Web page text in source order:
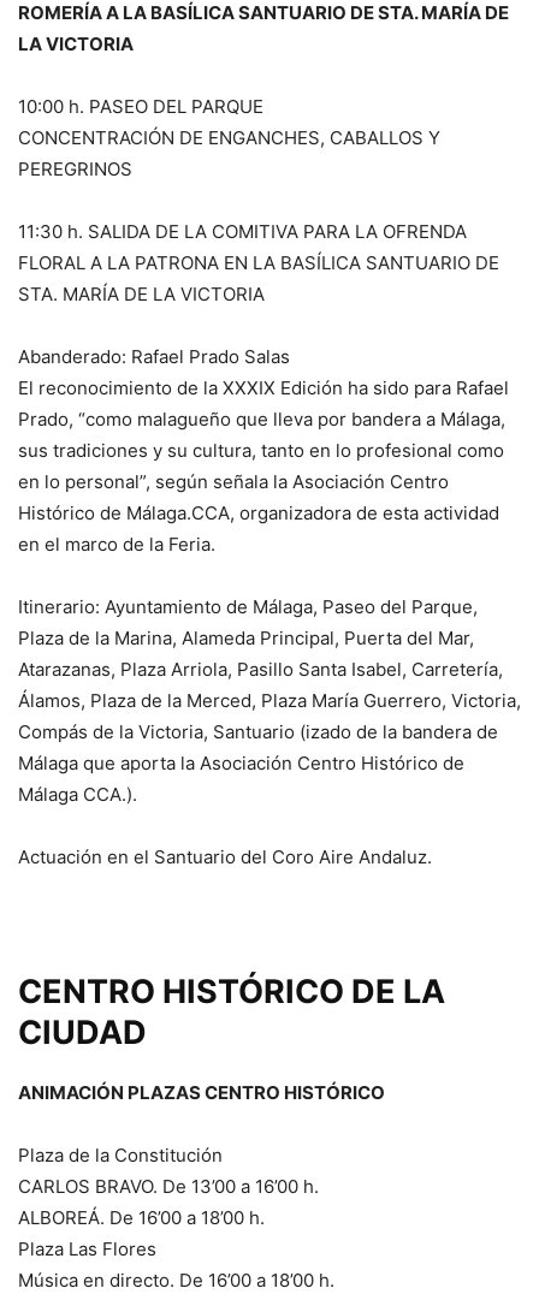
ROMERÍA A LA BASÍLICA SANTUARIO DE STA. MARÍA DE
LA VICTORIA
10:00 h. PASEO DEL PARQUE
CONCENTRACIÓN DE ENGANCHES, CABALLOS Y
PEREGRINOS
11:30 h. SALIDA DE LA COMITIVA PARA LA OFRENDA
FLORAL A LA PATRONA EN LA BASÍLICA SANTUARIO DE
STA. MARÍA DE LA VICTORIA
Abanderado: Rafael Prado Salas
El reconocimiento de la XXXIX Edición ha sido para Rafael
Prado, “como malagueño que lleva por bandera a Málaga,
sus tradiciones y su cultura, tanto en lo profesional como
en lo personal”, según señala la Asociación Centro
Histórico de Málaga.CCA, organizadora de esta actividad
en el marco de la Feria.
Itinerario: Ayuntamiento de Málaga, Paseo del Parque,
Plaza de la Marina, Alameda Principal, Puerta del Mar,
Atarazanas, Plaza Arriola, Pasillo Santa Isabel, Carretería,
Álamos, Plaza de la Merced, Plaza María Guerrero, Victoria,
Compás de la Victoria, Santuario (izado de la bandera de
Málaga que aporta la Asociación Centro Histórico de
Málaga CCA.).
Actuación en el Santuario del Coro Aire Andaluz.
CENTRO HISTÓRICO DE LA
CIUDAD
ANIMACIÓN PLAZAS CENTRO HISTÓRICO
Plaza de la Constitución
CARLOS BRAVO. De 13’00 a 16’00 h.
ALBOREÁ. De 16’00 a 18’00 h.
Plaza Las Flores
Música en directo. De 16’00 a 18’00 h.